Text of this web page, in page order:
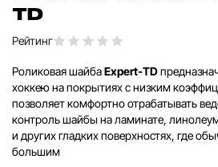
TD
Рейтинг
Роликовая шайбаExpert-TD
хоккею на покрытиях с низким
позволяет комфортно отрабатывать
контроль шайбы на ламинате,
и других гладких поверхностях, где
большим